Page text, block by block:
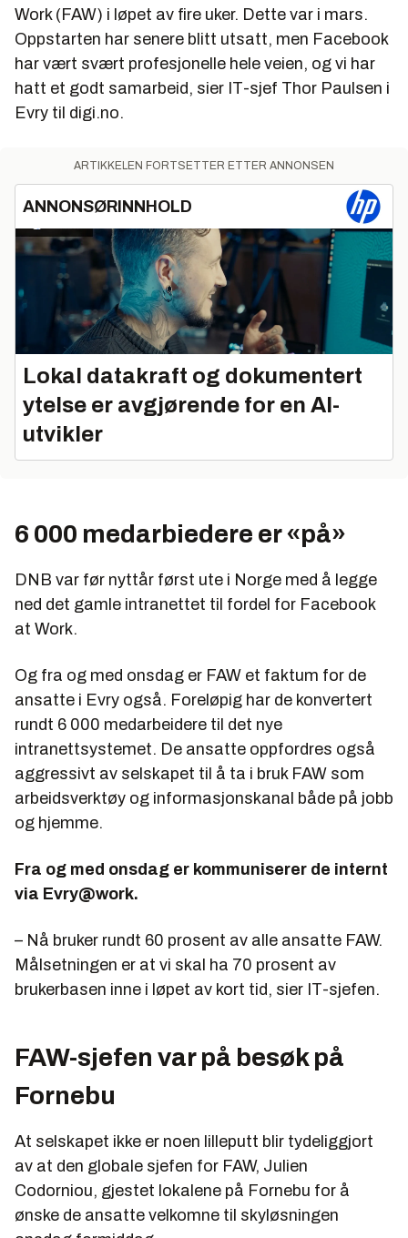
Work (FAW) i løpet av fire uker. Dette var i mars.
Oppstarten har senere blitt utsatt, men Facebook
har vært svært profesjonelle hele veien, og vi har
hatt et godt samarbeid, sier IT-sjef Thor Paulsen i
Evry til digi.no.
ARTIKKELEN FORTSETTER ETTER ANNONSEN
ANNONSØRINNHOLD
Lokal datakraft og dokumentert
ytelse er avgjørende for en AI-
utvikler
6 000 medarbiedere er «på»
DNB var før nyttår først ute i Norge med å legge
ned det gamle intranettet til fordel for Facebook
at Work.
Og fra og med onsdag er FAW et faktum for de
ansatte i Evry også. Foreløpig har de konvertert
rundt 6 000 medarbeidere til det nye
intranettsystemet. De ansatte oppfordres også
aggressivt av selskapet til å ta i bruk FAW som
arbeidsverktøy og informasjonskanal både på jobb
og hjemme.
Fra og med onsdag er kommuniserer de internt
via Evry@work.
– Nå bruker rundt 60 prosent av alle ansatte FAW.
Målsetningen er at vi skal ha 70 prosent av
brukerbasen inne i løpet av kort tid, sier IT-sjefen.
FAW-sjefen var på besøk på
Fornebu
At selskapet ikke er noen lilleputt blir tydeliggjort
av at den globale sjefen for FAW, Julien
Codorniou, gjestet lokalene på Fornebu for å
ønske de ansatte velkomne til skyløsningen